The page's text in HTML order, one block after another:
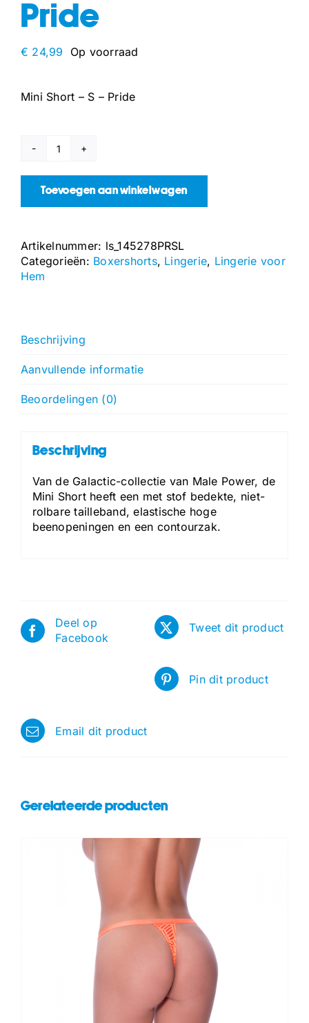
Pride
€ 24,99 Op voorraad
Mini Short – S – Pride
Mini
-
aantal
Toevoegen aan winkelwagen
Artikelnummer: ls_145278PRSL
Categorieën: Boxershorts, Lingerie, Lingerie voor
Hem
Beschrijving
Aanvullende informatie
Beoordelingen (0)
Beschrijving
Van de Galactic-collectie van Male Power, de
Mini Short heeft een met stof bedekte, niet-
rolbare tailleband, elastische hoge
beenopeningen en een contourzak.
Deel op
Facebook
Tweet dit product
Pin dit product
Email dit product
Gerelateerde producten